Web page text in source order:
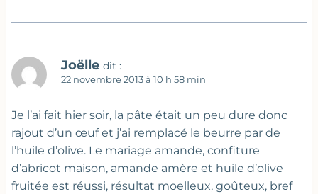
Joëlle dit :
22 novembre 2013 à 10 h 58 min
Je l’ai fait hier soir, la pâte était un peu dure donc
rajout d’un œuf et j’ai remplacé le beurre par de
l’huile d’olive. Le mariage amande, confiture
d’abricot maison, amande amère et huile d’olive
fruitée est réussi, résultat moelleux, goûteux, bref